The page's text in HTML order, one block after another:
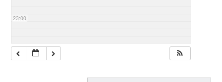
23:00